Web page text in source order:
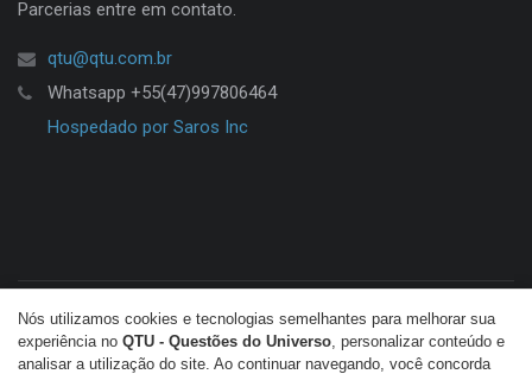
Nós utilizamos cookies e tecnologias semelhantes para melhorar sua
experiência no QTU - Questões do Universo, personalizar conteúdo e
analisar a utilização do site. Ao continuar navegando, você concorda
Parcerias entre em contato.
qtu@qtu.com.br
Whatsapp +55(47)997806464
Hospedado por Saros Inc
© Copyright 2026 QTU. Todos os direitos reservados.